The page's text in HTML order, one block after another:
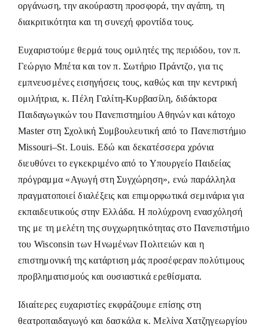
οργάνωση, την ακούραστη προσφορά, την αγάπη, τη
διακριτικότητα και τη συνεχή φροντίδα τους.
Ευχαριστούμε θερμά τους ομιλητές της περιόδου, τον π.
Γεώργιο Μπέτα και τον π. Σωτήριο Πράντζο, για τις
εμπνευσμένες εισηγήσεις τους, καθώς και την κεντρική
ομιλήτρια, κ. Πέλη Γαλίτη-Κυρβασίλη, διδάκτορα
Παιδαγωγικών του Πανεπιστημίου Αθηνών και κάτοχο
Master στη Σχολική Συμβουλευτική από το Πανεπιστήμιο
Missouri–St. Louis. Εδώ και δεκατέσσερα χρόνια
διευθύνει το εγκεκριμένο από το Υπουργείο Παιδείας
πρόγραμμα «Αγωγή στη Συγχώρηση», ενώ παράλληλα
πραγματοποιεί διαλέξεις και επιμορφωτικά σεμινάρια για
εκπαιδευτικούς στην Ελλάδα. Η πολύχρονη ενασχόλησή
της με τη μελέτη της συγχωρητικότητας στο Πανεπιστήμιο
του Wisconsin των Ηνωμένων Πολιτειών και η
επιστημονική της κατάρτιση μάς προσέφεραν πολύτιμους
προβληματισμούς και ουσιαστικά ερεθίσματα.
Ιδιαίτερες ευχαριστίες εκφράζουμε επίσης στη
θεατροπαιδαγωγό και δασκάλα κ. Μελίνα Χατζηγεωργίου